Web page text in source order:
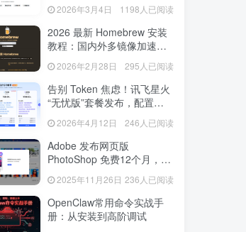
2026年3月4日 1198人已阅读
2026 最新 Homebrew 安装
教程：国内外多镜像加速脚
2026年2月28日 295人已阅读
告别 Token 焦虑！讯飞星火
“无忧版”套餐发布，配置
2026年4月12日 246人已阅读
Adobe 发布网页版
PhotoShop 免费12个月，功
必备2025年11月26日 236人已阅读
OpenClaw常用命令实战手
册：从安装到高阶调试